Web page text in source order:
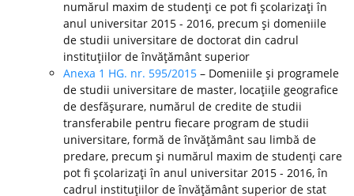
numărul maxim de studenţi ce pot fi şcolarizaţi în
anul universitar 2015 - 2016, precum şi domeniile
de studii universitare de doctorat din cadrul
instituţiilor de învăţământ superior
Anexa 1 HG. nr. 595/2015 – Domeniile şi programele
de studii universitare de master, locaţiile geografice
de desfăşurare, numărul de credite de studii
transferabile pentru fiecare program de studii
universitare, formă de învăţământ sau limbă de
predare, precum şi numărul maxim de studenţi care
pot fi şcolarizaţi în anul universitar 2015 - 2016, în
cadrul instituţiilor de învăţământ superior de stat